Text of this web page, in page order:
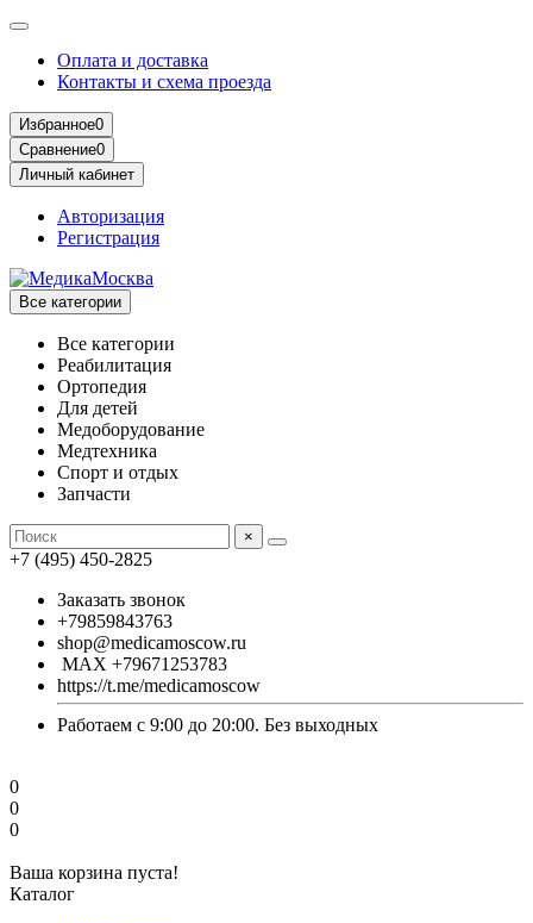
Оплата и доставка
Контакты и схема проезда
Избранное0
Сравнение0
Личный кабинет
Авторизация
Регистрация
Все категории
Все категории
Реабилитация
Ортопедия
Для детей
Медоборудование
Mедтехника
Спорт и отдых
Запчасти
×
+7 (495) 450-2825
Заказать звонок
+79859843763
shop@medicamoscow.ru
MAX +79671253783
https://t.me/medicamoscow
Работаем с 9:00 до 20:00. Без выходных
0
0
0
Ваша корзина пуста!
Каталог